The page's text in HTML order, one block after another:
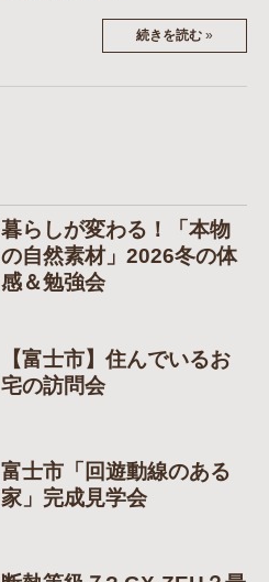
続きを読む »
暮らしが変わる！「本物
の自然素材」2026冬の体
感＆勉強会
【富士市】住んでいるお
宅の訪問会
富士市「回遊動線のある
家」完成見学会